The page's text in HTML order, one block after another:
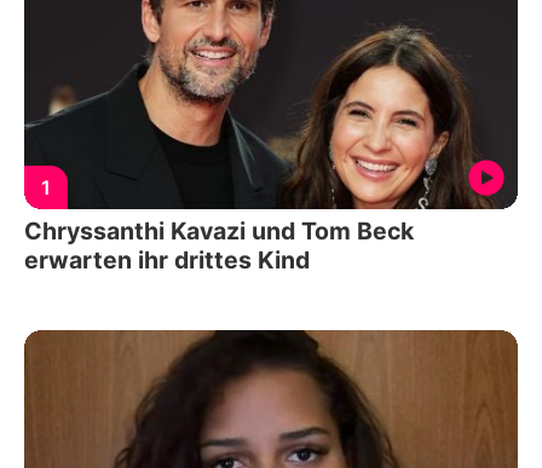
1
Chryssanthi Kavazi und Tom Beck
erwarten ihr drittes Kind